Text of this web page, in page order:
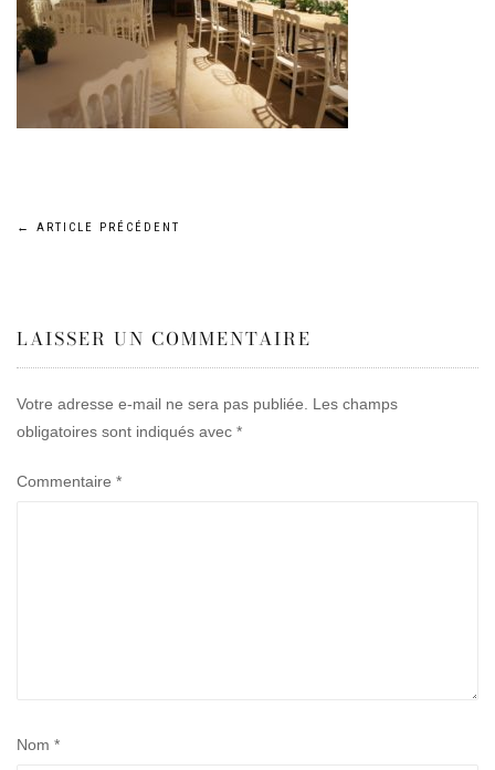
Navigation
l’article
← ARTICLE PRÉCÉDENT
LAISSER UN COMMENTAIRE
Votre adresse e-mail ne sera pas publiée.
Les champs
obligatoires sont indiqués avec *
Commentaire *
Nom *